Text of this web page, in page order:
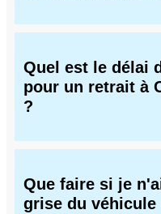
Quel est le délai
pour un retrait à
?
Que faire si je
grise du